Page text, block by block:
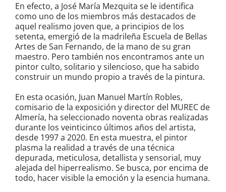
En efecto, a José María Mezquita se le identifica
como uno de los miembros más destacados de
aquel realismo joven que, a principios de los
setenta, emergió de la madrileña Escuela de Bellas
Artes de San Fernando, de la mano de su gran
maestro. Pero también nos encontramos ante un
pintor culto, solitario y silencioso, que ha sabido
construir un mundo propio a través de la pintura.
En esta ocasión, Juan Manuel Martín Robles,
comisario de la exposición y director del MUREC de
Almería, ha seleccionado noventa obras realizadas
durante los veinticinco últimos años del artista,
desde 1997 a 2020. En esta muestra, el pintor
plasma la realidad a través de una técnica
depurada, meticulosa, detallista y sensorial, muy
alejada del hiperrealismo. Se busca, por encima de
todo, hacer visible la emoción y la esencia humana.